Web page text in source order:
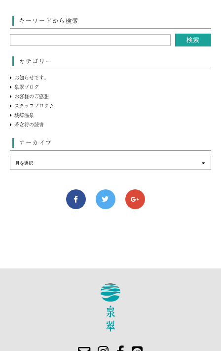
キーワードから検索
カテゴリー
お知らせです。
泉翠ブログ
お客様のご感想
スタッフブログ♪
城崎温泉
若女将の読書
アーカイブ